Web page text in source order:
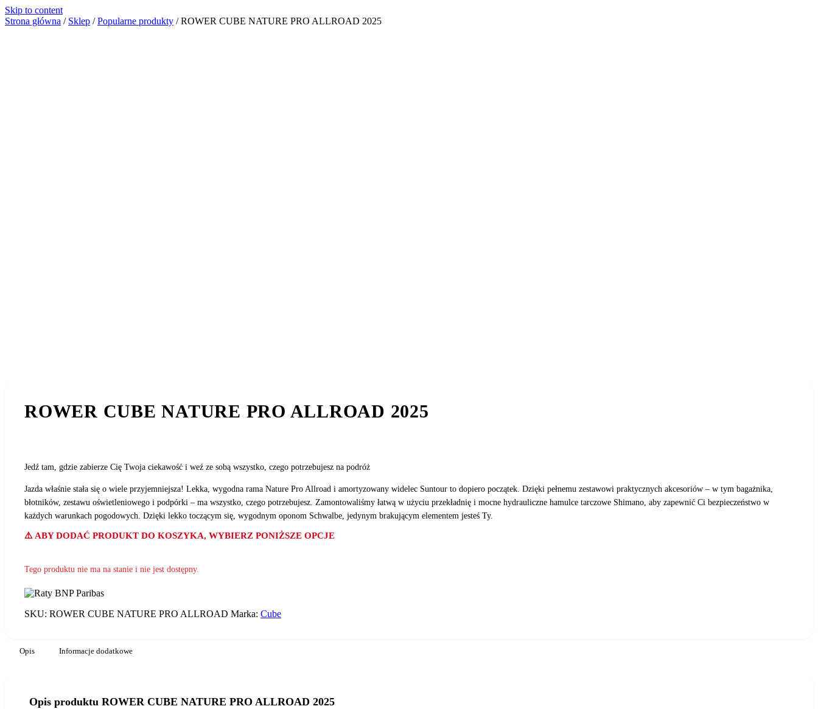
Skip to content
Strona główna / Sklep / Popularne produkty / ROWER CUBE NATURE PRO ALLROAD 2025
ROWER CUBE NATURE PRO ALLROAD 2025
Jedź tam, gdzie zabierze Cię Twoja ciekawość i weź ze sobą wszystko, czego potrzebujesz na podróż
Jazda właśnie stała się o wiele przyjemniejsza! Lekka, wygodna rama Nature Pro Allroad i amortyzowany widelec Suntour to dopiero początek. Dzięki pełnemu zestawowi praktycznych akcesoriów – w tym bagażnika,
błotników, zestawu oświetleniowego i podpórki – ma wszystko, czego potrzebujesz. Zamontowaliśmy łatwą w użyciu przekładnię i mocne hydrauliczne hamulce tarczowe Shimano, aby zapewnić Ci bezpieczeństwo w
każdych warunkach pogodowych. Dzięki lekko toczącym się, wygodnym oponom Schwalbe, jedynym brakującym elementem jesteś Ty.
⚠️ ABY DODAĆ PRODUKT DO KOSZYKA, WYBIERZ PONIŻSZE OPCJE
Tego produktu nie ma na stanie i nie jest dostępny.
SKU: ROWER CUBE NATURE PRO ALLROAD Marka: Cube
Opis Informacje dodatkowe
Opis produktu ROWER CUBE NATURE PRO ALLROAD 2025